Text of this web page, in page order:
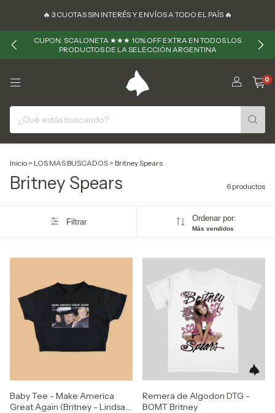
🔥 ㅤㅤ3 CUOTAS SIN INTERÉS Y ENVÍOS A TODO EL PAÍS 🔥
CUPON: SCALONETA ★★★ 10% OFF EXTRA EN TODOS LOS
PRODUCTOS DE LA SELECCIÓN ARGENTINA
0
Inicio > LOS MAS BUSCADOS > Britney Spears
Britney Spears 6 productos
Filtrar Ordenar por:
Más vendidos
Baby Tee - Make America
Great Again (Britney - Lindsay
Remera de Algodon DTG -
BOMT Britney